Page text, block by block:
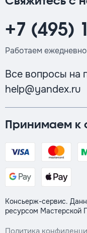
Принимаем к
Консьерж-сервис.
ресурсом Мастерской
Политика
+7 (495)
Работаем
Все вопросы на
help@yandex.ru